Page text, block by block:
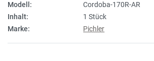
Modell:
Cordoba-170R-AR
Inhalt:
1 Stück
Marke:
Pichler